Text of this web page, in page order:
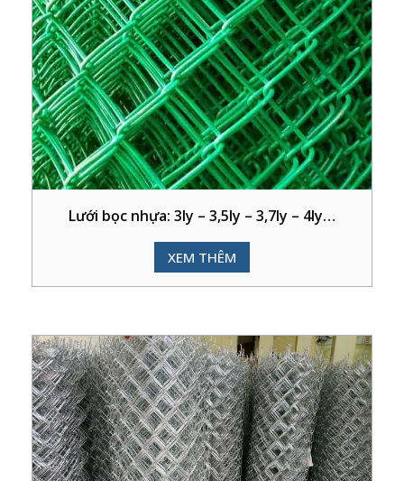
Lưới bọc nhựa: 3ly – 3,5ly – 3,7ly – 4ly…
XEM THÊM